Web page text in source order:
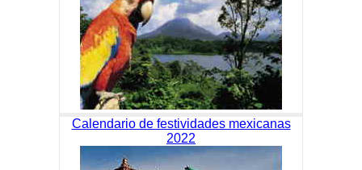
Calendario de festividades mexicanas
2022